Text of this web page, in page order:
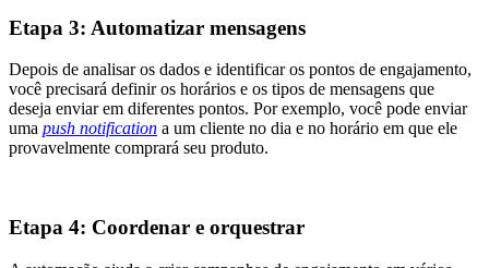
Etapa 3: Automatizar mensagens
Depois de analisar os dados e identificar os pontos de engajamento,
você precisará definir os horários e os tipos de mensagens que
deseja enviar em diferentes pontos. Por exemplo, você pode enviar
uma push notification a um cliente no dia e no horário em que ele
provavelmente comprará seu produto.
Etapa 4: Coordenar e orquestrar